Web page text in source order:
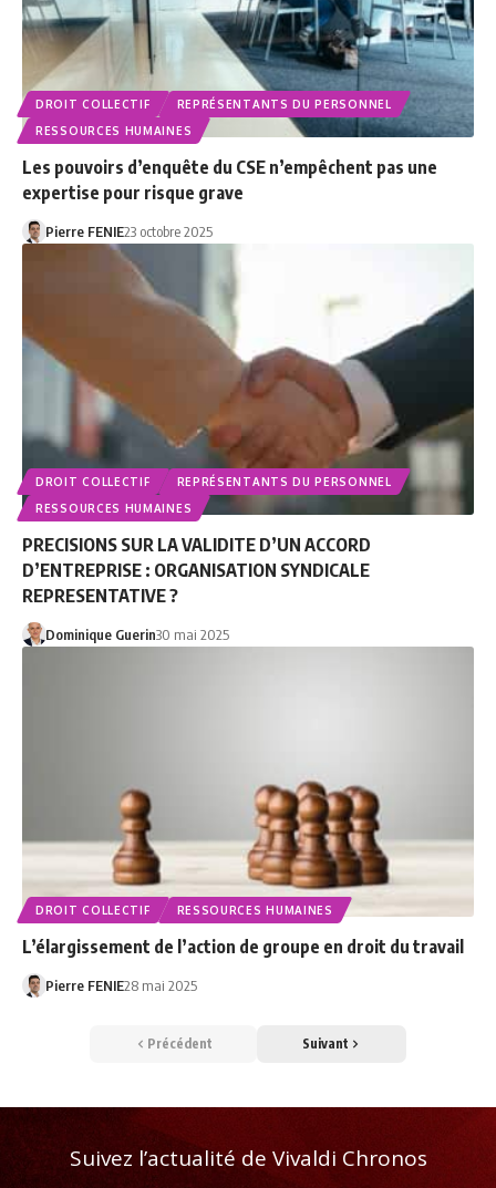
DROIT COLLECTIF
REPRÉSENTANTS DU PERSONNEL
RESSOURCES HUMAINES
Les pouvoirs d’enquête du CSE n’empêchent pas une
expertise pour risque grave
Pierre FENIE23 octobre 2025
DROIT COLLECTIF
REPRÉSENTANTS DU PERSONNEL
RESSOURCES HUMAINES
PRECISIONS SUR LA VALIDITE D’UN ACCORD
D’ENTREPRISE : ORGANISATION SYNDICALE
REPRESENTATIVE ?
Dominique Guerin30 mai 2025
DROIT COLLECTIF RESSOURCES HUMAINES
L’élargissement de l’action de groupe en droit du travail
Pierre FENIE28 mai 2025
Précédent Suivant
Suivez l’actualité de Vivaldi Chronos